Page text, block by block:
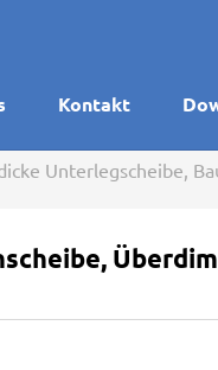
Kontakt
Unterlegscheibe,